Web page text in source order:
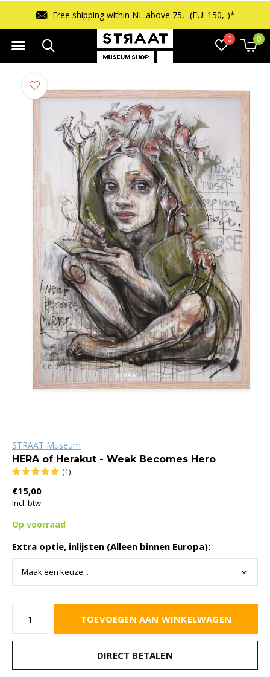
0 0
Free returns within 14 days
STRAAT Museum
HERA of Herakut - Weak Becomes Hero
(1)
€15,00
Incl. btw
Op voorraad
Extra optie, inlijsten (Alleen binnen Europa):
TOEVOEGEN AAN WINKELWAGEN
DIRECT BETALEN